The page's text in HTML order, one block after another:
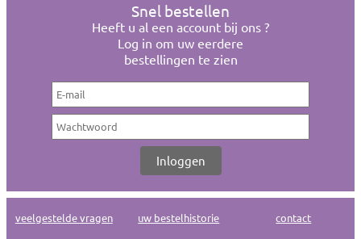
Snel bestellen
Heeft u al een account bij ons ?
Log in om uw eerdere
bestellingen te zien
veelgestelde vragen uw bestelhistorie contact